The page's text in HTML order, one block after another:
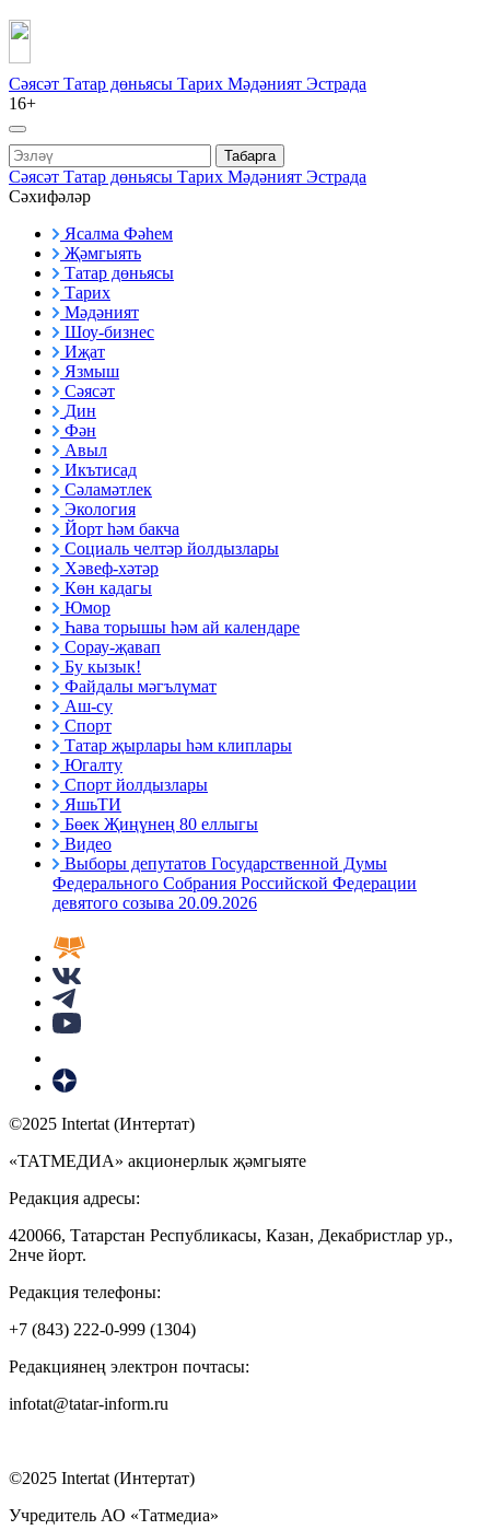
Сәясәт Татар дөньясы Тарих Мәдәният Эстрада
16+
Табарга
Сәясәт Татар дөньясы Тарих Мәдәният Эстрада
Сәхифәләр
Ясалма Фәһем
Җәмгыять
Татар дөньясы
Тарих
Мәдәният
Шоу-бизнес
Иҗат
Язмыш
Сәясәт
Дин
Фән
Авыл
Икътисад
Сәламәтлек
Экология
Йорт һәм бакча
Социаль челтәр йолдызлары
Хәвеф-хәтәр
Көн кадагы
Юмор
Һава торышы һәм ай календаре
Сорау-җавап
Бу кызык!
Файдалы мәгълүмат
Аш-су
Спорт
Татар җырлары һәм клиплары
Югалту
Спорт йолдызлары
ЯшьТИ
Бөек Җиңүнең 80 еллыгы
Видео
Выборы депутатов Государственной Думы
Федерального Собрания Российской Федерации
девятого созыва 20.09.2026
©2025 Intertat (Интертат)
«ТАТМЕДИА» акционерлык җәмгыяте
Редакция адресы:
420066, Татарстан Республикасы, Казан, Декабристлар ур.,
2нче йорт.
Редакция телефоны:
+7 (843) 222-0-999 (1304)
Редакциянең электрон почтасы:
infotat@tatar-inform.ru
©2025 Intertat (Интертат)
Учредитель АО «Татмедиа»